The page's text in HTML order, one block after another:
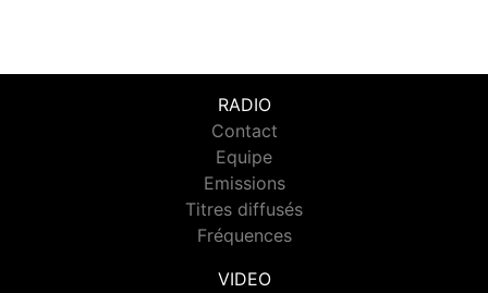
RADIO
Contact
Equipe
Emissions
Titres diffusés
Fréquences
VIDEO